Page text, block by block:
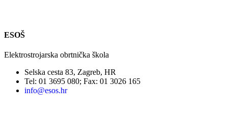
ESOŠ
Elektrostrojarska obrtnička škola
Selska cesta 83, Zagreb, HR
Tel: 01 3695 080; Fax: 01 3026 165
info@esos.hr